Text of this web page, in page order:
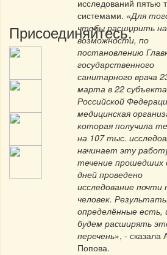
Присоединяйтесь:
исследований пятью
системами. «Для
чтобы расширить
возможности, по
постановлению
государственного
санитарного врача
марта в 22
Российской
медицинская
которая получила
на 107 тыс.
начинает эту
течение прошедших
дней проведено
исследование почти
человек.
определённые есть,
будем расширять
перечень», - сказала
Попова.